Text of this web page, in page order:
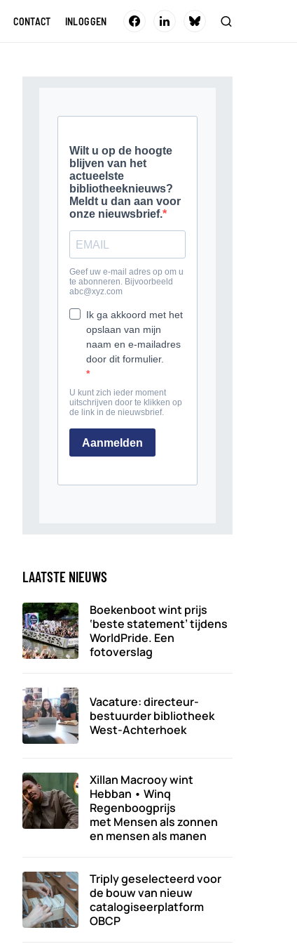
CONTACT INLOGGEN
LAATSTE NIEUWS
Boekenboot wint prijs
‘beste statement’ tijdens
WorldPride. Een
fotoverslag
Vacature: directeur-
bestuurder bibliotheek
West-Achterhoek
Xillan Macrooy wint
Hebban • Winq
Regenboogprijs
met Mensen als zonnen
en mensen als manen
Triply geselecteerd voor
de bouw van nieuw
catalogiseerplatform
OBCP